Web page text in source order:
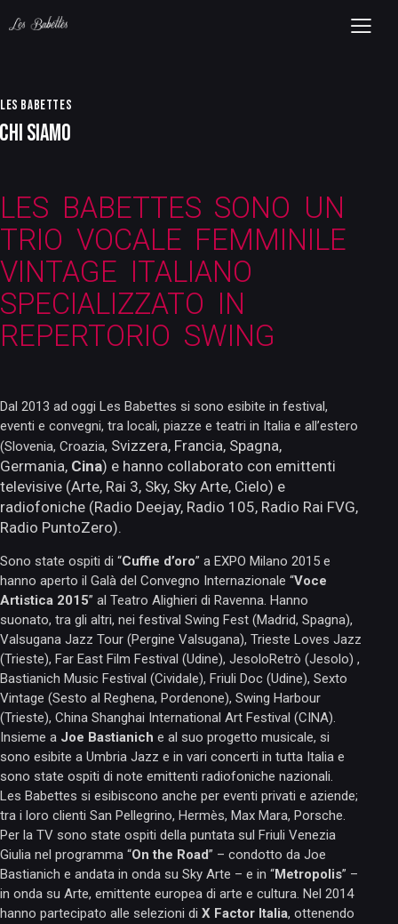
LES BABETTES
CHI SIAMO
LES BABETTES SONO UN
TRIO VOCALE FEMMINILE
VINTAGE ITALIANO
SPECIALIZZATO IN
REPERTORIO SWING
Dal 2013 ad oggi Les Babettes si sono esibite in festival,
eventi e convegni, tra locali, piazze e teatri in Italia e all’estero
(Slovenia, Croazia, Svizzera, Francia, Spagna,
Germania, Cina) e hanno collaborato con emittenti
televisive (Arte, Rai 3, Sky, Sky Arte, Cielo) e
radiofoniche (Radio Deejay, Radio 105, Radio Rai FVG,
Radio PuntoZero).
Sono state ospiti di “Cuffie d’oro” a EXPO Milano 2015 e
hanno aperto il Galà del Convegno Internazionale “Voce
Artistica 2015” al Teatro Alighieri di Ravenna. Hanno
suonato, tra gli altri, nei festival Swing Fest (Madrid, Spagna),
Valsugana Jazz Tour (Pergine Valsugana), Trieste Loves Jazz
(Trieste), Far East Film Festival (Udine), JesoloRetrò (Jesolo) ,
Bastianich Music Festival (Cividale), Friuli Doc (Udine), Sexto
Vintage (Sesto al Reghena, Pordenone), Swing Harbour
(Trieste), China Shanghai International Art Festival (CINA).
Insieme a Joe Bastianich e al suo progetto musicale, si
sono esibite a Umbria Jazz e in vari concerti in tutta Italia e
sono state ospiti di note emittenti radiofoniche nazionali.
Les Babettes si esibiscono anche per eventi privati e aziende;
tra i loro clienti San Pellegrino, Hermès, Max Mara, Porsche.
Per la TV sono state ospiti della puntata sul Friuli Venezia
Giulia nel programma “On the Road” – condotto da Joe
Bastianich e andata in onda su Sky Arte – e in “Metropolis” –
in onda su Arte, emittente europea di arte e cultura. Nel 2014
hanno partecipato alle selezioni di X Factor Italia, ottenendo